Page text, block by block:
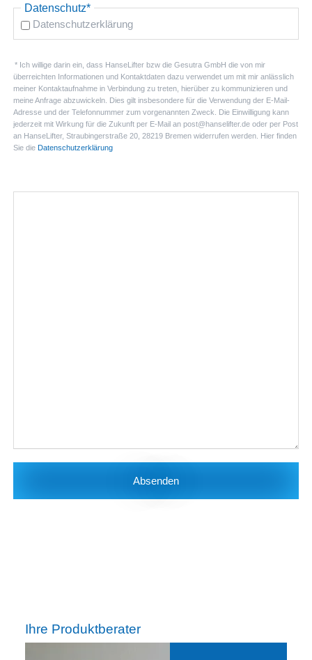
Pflichtfeld
Datenschutz*
Datenschutzerklärung
* Ich willige darin ein, dass HanseLifter bzw die Gesutra GmbH die von mir
überreichten Informationen und Kontaktdaten dazu verwendet um mit mir anlässlich
meiner Kontaktaufnahme in Verbindung zu treten, hierüber zu kommunizieren und
meine Anfrage abzuwickeln. Dies gilt insbesondere für die Verwendung der E-Mail-
Adresse und der Telefonnummer zum vorgenannten Zweck. Die Einwilligung kann
jederzeit mit Wirkung für die Zukunft per E-Mail an post@hanselifter.de oder per Post
an HanseLifter, Straubingerstraße 20, 28219 Bremen widerrufen werden. Hier finden
Sie die Datenschutzerklärung
Absenden
Ihre Produktberater